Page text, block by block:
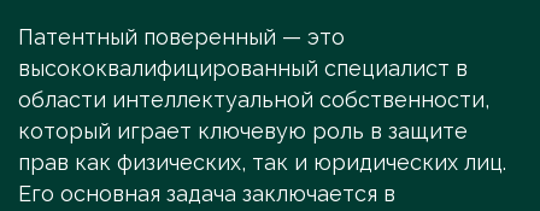
Патентный поверенный — это
высококвалифицированный специалист в
области интеллектуальной собственности,
который играет ключевую роль в защите
прав как физических, так и юридических лиц.
Его основная задача заключается в